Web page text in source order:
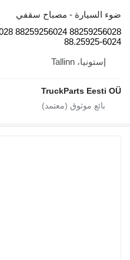
- مصباح سقفي
88259256028 88259256024 88.25925-6028